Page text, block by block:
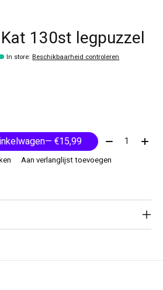
130st legpuzzel
In store:Beschikbaarheid controleren
— €15,99 Aantal:
Aan verlanglijst toevoegen